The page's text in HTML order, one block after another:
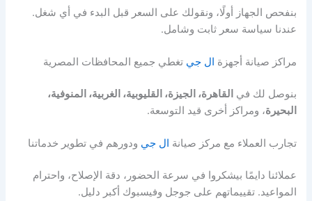
بنفحص الجهاز أولًا، ونقولك على السعر قبل البدء في أي شغل.
عندنا سياسة سعر ثابت وشامل.
مراكز صيانة أجهزة ال جي تغطي جميع المحافظات المصرية
بنوصل لك في القاهرة، الجيزة، القليوبية، الغربية، المنوفية،
البحيرة، ومراكز أخرى قيد التوسعة.
تجارب العملاء مع مركز صيانة ال جي ودورهم في تطوير خدماتنا
عملائنا دايمًا بيشكروا في سرعة الحضور، دقة الإصلاح، واحترام
المواعيد. تقييماتهم على جوجل وفيسبوك أكبر دليل.